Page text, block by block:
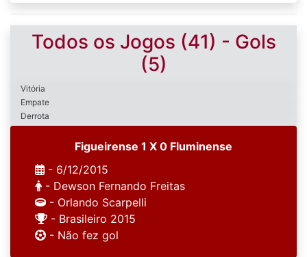
Todos os Jogos (41) - Gols
(5)
Vitória
Empate
Derrota
Figueirense 1 X 0 Fluminense
- 6/12/2015
- Dewson Fernando Freitas
- Orlando Scarpelli
- Brasileiro 2015
- Não fez gol